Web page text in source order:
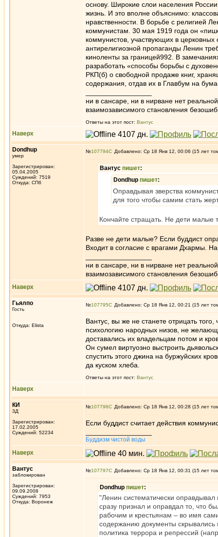
основу. Широкие слои населения
жизнь. И это вполне объяснимо:
нравственности. В борьбе с религией
коммунистам. 30 мая 1919 года он
коммунистов, участвующих в
антирелигиозной пропаганды Ленин
киноленты за границей992. В
разработать «способы борьбы с
РКП(б) о свободной продаже книг,
содержания, отдав их в Главбум на
ни в сансаре, ни в нирване нет
взаимозависимого становления
Ответы на этот пост: Вантус
Наверх
Dondhup
умер
Зарегистрирован:
05.04.2005
Суждений: 7519
Откуда: СПб
№107794 Добавлено: Ср 18 Янв 12, 00:06 (15 лет
Вантус пишет:
Dondhup пишет:
Оправдывая зверства
для того чтобы самим стать
Кончайте стращать. Не дети малые
Разве не дети малые? Если буддист
Входит в согласие с врагами Дхармы.
ни в сансаре, ни в нирване нет
взаимозависимого становления
Наверх
Гьялпо
Гость
Откуда: Elista
№107795 Добавлено: Ср 18 Янв 12, 00:21 (15 лет
Вантус, вы же не станете отрицать
психологию народных низов, не
доставались их владельцам потом и
Он сумел виртуозно выстроить
спустить этого джина на буржуйских
да куском хлеба.
Ответы на этот пост: Вантус
Наверх
КИ
3Д
Зарегистрирован:
17.02.2005
Суждений: 52234
№107796 Добавлено: Ср 18 Янв 12, 00:28 (15 лет
Если буддист считает действия
Буддизм чистой воды
Наверх
Вантус
заблокирован
Зарегистрирован:
09.09.2008
Суждений: 7953
Откуда: Воронеж
№107797 Добавлено: Ср 18 Янв 12, 00:31 (15 лет
Dondhup пишет:
"Ленин систематически
сразу признал и оправдал то, что
рабочим и крестьянам – во имя
содержанию документы скрывались
политика террора и репрессий